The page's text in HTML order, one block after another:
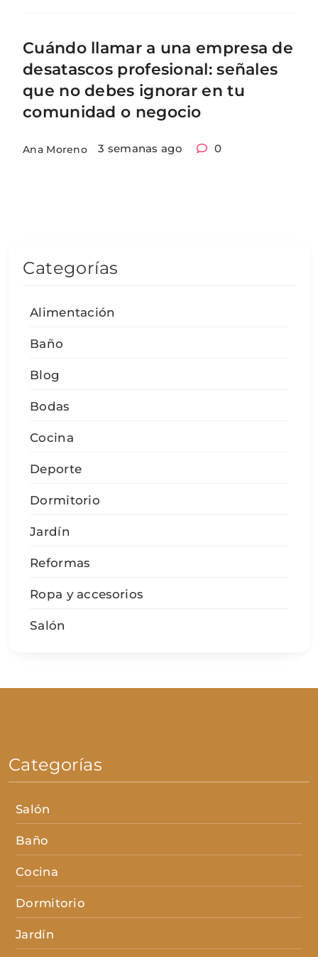
Cuándo llamar a una empresa de
desatascos profesional: señales
que no debes ignorar en tu
comunidad o negocio
Ana Moreno 3 semanas ago 0
Categorías
Alimentación
Baño
Blog
Bodas
Cocina
Deporte
Dormitorio
Jardín
Reformas
Ropa y accesorios
Salón
Categorías
Salón
Baño
Cocina
Dormitorio
Jardín